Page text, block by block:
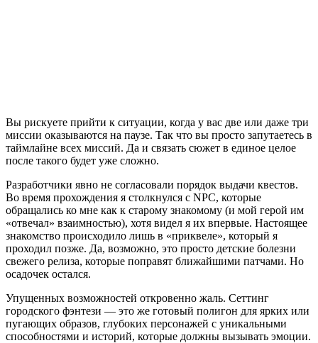
Вы рискуете прийти к ситуации, когда у вас две или даже три
миссии оказываются на паузе. Так что вы просто запутаетесь в
таймлайне всех миссий. Да и связать сюжет в единое целое
после такого будет уже сложно.
Разработчики явно не согласовали порядок выдачи квестов.
Во время прохождения я столкнулся с NPC, которые
обращались ко мне как к старому знакомому (и мой герой им
«отвечал» взаимностью), хотя видел я их впервые. Настоящее
знакомство происходило лишь в «приквеле», который я
проходил позже. Да, возможно, это просто детские болезни
свежего релиза, которые поправят ближайшими патчами. Но
осадочек остался.
Упущенных возможностей откровенно жаль. Сеттинг
городского фэнтези — это же готовый полигон для ярких или
пугающих образов, глубоких персонажей с уникальными
способностями и историй, которые должны вызывать эмоции.